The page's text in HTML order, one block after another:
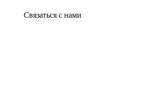
Связаться с нами